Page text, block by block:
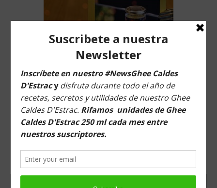
Z2.- 1ª ED. EL LIBRO DE ORO DEL GHEE CALDES
D’ESTRAC (2026) UTILIDADES, RECETAS Y RITUALES
DEL GHEE ARTESANAL ECOLÓGICO Y AYURVEDA
NO VALORADO
€18,79